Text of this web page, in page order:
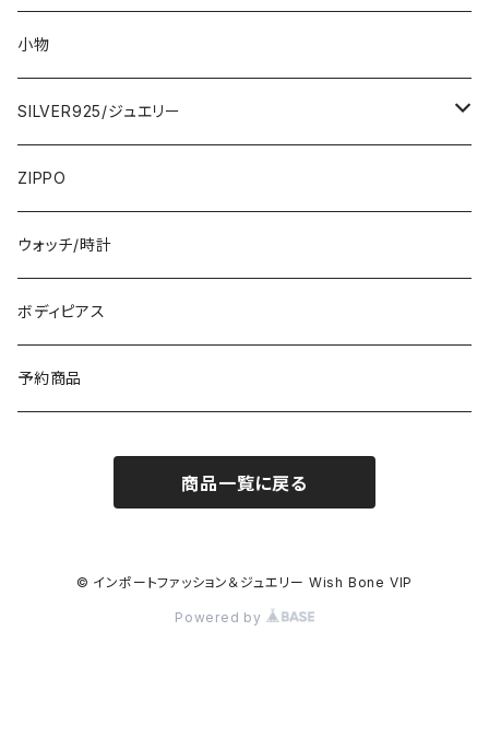
3000円
5000円
7000円
ロング・マキシ
ひざ・ミディ
トップス・カーディガン・アウター
カーディガン
イタリア製ジャケット
スカート・パンツ
大判ストール・ロングスカーフ
小さめスカーフ
コットンストール・スカーフ
冬物・マフラー
小物
SILVER925/ジュエリー
指輪・リング
ネックレス・ペンダントトップ
ピアス・イヤリング
ブレスレット・バングル
ZIPPO
ウォッチ/時計
ボディピアス
予約商品
商品一覧に戻る
© インポートファッション＆ジュエリー Wish Bone VIP
Powered by